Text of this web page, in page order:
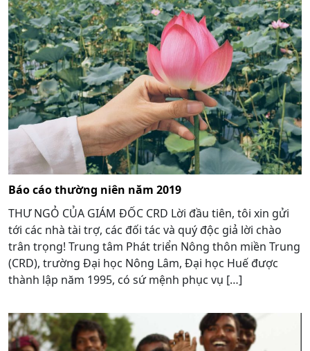
Báo cáo thường niên năm 2019
THƯ NGỎ CỦA GIÁM ĐỐC CRD Lời đầu tiên, tôi xin gửi
tới các nhà tài trợ, các đối tác và quý độc giả lời chào
trân trọng! Trung tâm Phát triển Nông thôn miền Trung
(CRD), trường Đại học Nông Lâm, Đại học Huế được
thành lập năm 1995, có sứ mệnh phục vụ […]